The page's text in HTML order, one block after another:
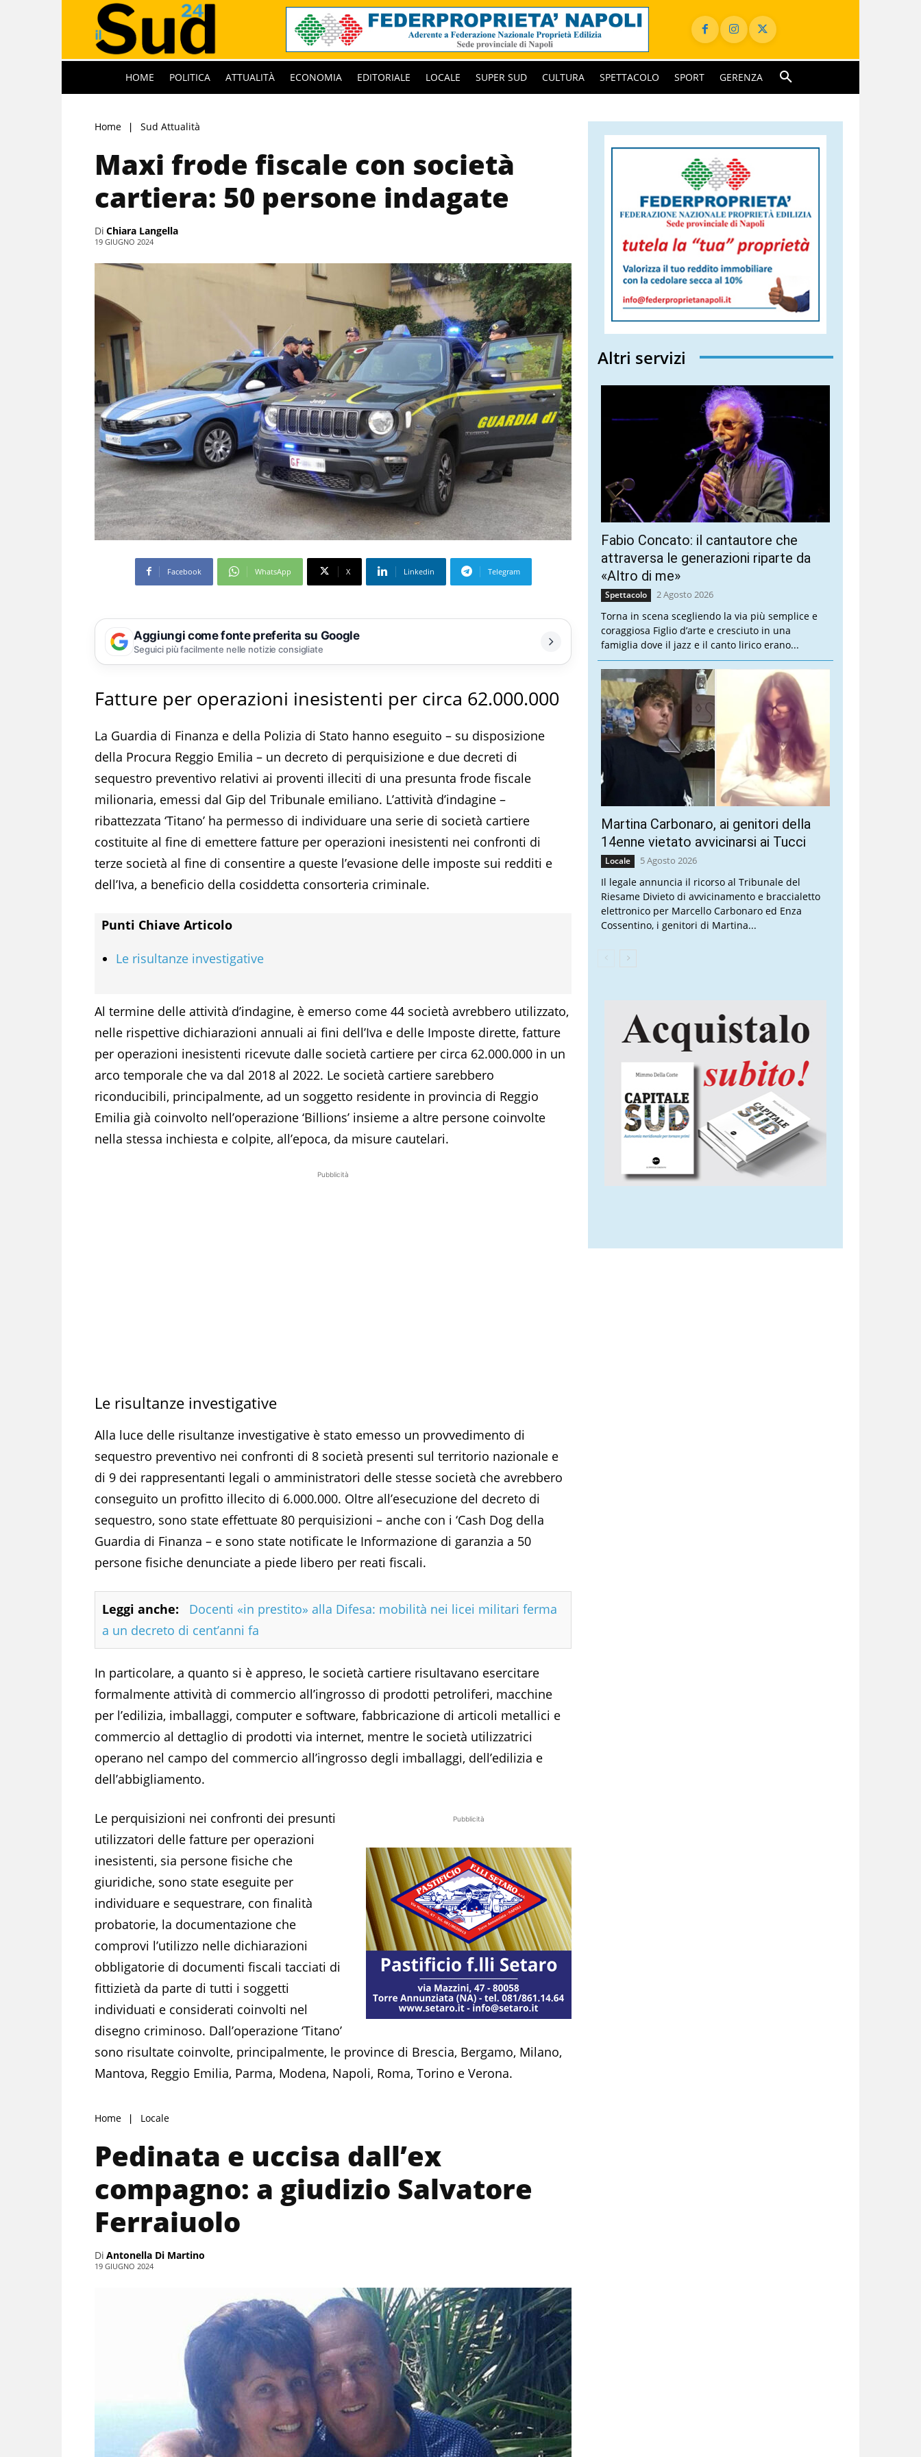
HOME POLITICA ATTUALITÀ ECONOMIA EDITORIALE LOCALE SUPER SUD CULTURA SPETTACOLO SPORT GERENZA
Home Sud Attualità
Maxi frode fiscale con società
cartiera: 50 persone indagate
Di Chiara Langella
19 GIUGNO 2024
Facebook WhatsApp X Linkedin Telegram
Aggiungi come fonte preferita su Google
Seguici più facilmente nelle notizie consigliate
Fatture per operazioni inesistenti per circa 62.000.000
La Guardia di Finanza e della Polizia di Stato hanno eseguito – su disposizione
della Procura Reggio Emilia – un decreto di perquisizione e due decreti di
sequestro preventivo relativi ai proventi illeciti di una presunta frode fiscale
milionaria, emessi dal Gip del Tribunale emiliano. L’attività d’indagine –
ribattezzata ‘Titano’ ha permesso di individuare una serie di società cartiere
costituite al fine di emettere fatture per operazioni inesistenti nei confronti di
terze società al fine di consentire a queste l’evasione delle imposte sui redditi e
dell’Iva, a beneficio della cosiddetta consorteria criminale.
Punti Chiave Articolo
Le risultanze investigative
Al termine delle attività d’indagine, è emerso come 44 società avrebbero utilizzato,
nelle rispettive dichiarazioni annuali ai fini dell’Iva e delle Imposte dirette, fatture
per operazioni inesistenti ricevute dalle società cartiere per circa 62.000.000 in un
arco temporale che va dal 2018 al 2022. Le società cartiere sarebbero
riconducibili, principalmente, ad un soggetto residente in provincia di Reggio
Emilia già coinvolto nell’operazione ‘Billions’ insieme a altre persone coinvolte
nella stessa inchiesta e colpite, all’epoca, da misure cautelari.
Pubblicità
Le risultanze investigative
Alla luce delle risultanze investigative è stato emesso un provvedimento di
sequestro preventivo nei confronti di 8 società presenti sul territorio nazionale e
di 9 dei rappresentanti legali o amministratori delle stesse società che avrebbero
conseguito un profitto illecito di 6.000.000. Oltre all’esecuzione del decreto di
sequestro, sono state effettuate 80 perquisizioni – anche con i ‘Cash Dog della
Guardia di Finanza – e sono state notificate le Informazione di garanzia a 50
persone fisiche denunciate a piede libero per reati fiscali.
Leggi anche:
Docenti «in prestito» alla Difesa: mobilità nei licei militari ferma
a un decreto di cent’anni fa
In particolare, a quanto si è appreso, le società cartiere risultavano esercitare
formalmente attività di commercio all’ingrosso di prodotti petroliferi, macchine
per l’edilizia, imballaggi, computer e software, fabbricazione di articoli metallici e
commercio al dettaglio di prodotti via internet, mentre le società utilizzatrici
operano nel campo del commercio all’ingrosso degli imballaggi, dell’edilizia e
dell’abbigliamento.
Pubblicità
Le perquisizioni nei confronti dei presunti
utilizzatori delle fatture per operazioni
inesistenti, sia persone fisiche che
giuridiche, sono state eseguite per
individuare e sequestrare, con finalità
probatorie, la documentazione che
comprovi l’utilizzo nelle dichiarazioni
obbligatorie di documenti fiscali tacciati di
fittizietà da parte di tutti i soggetti
individuati e considerati coinvolti nel
disegno criminoso. Dall’operazione ‘Titano’
sono risultate coinvolte, principalmente, le province di Brescia, Bergamo, Milano,
Mantova, Reggio Emilia, Parma, Modena, Napoli, Roma, Torino e Verona.
Home Locale
Pedinata e uccisa dall’ex
compagno: a giudizio Salvatore
Ferraiuolo
Di Antonella Di Martino
19 GIUGNO 2024
Altri servizi
Fabio Concato: il cantautore che
attraversa le generazioni riparte da
«Altro di me»
Spettacolo 2 Agosto 2026
Torna in scena scegliendo la via più semplice e
coraggiosa Figlio d’arte e cresciuto in una
famiglia dove il jazz e il canto lirico erano...
Martina Carbonaro, ai genitori della
14enne vietato avvicinarsi ai Tucci
Locale 5 Agosto 2026
Il legale annuncia il ricorso al Tribunale del
Riesame Divieto di avvicinamento e braccialetto
elettronico per Marcello Carbonaro ed Enza
Cossentino, i genitori di Martina...